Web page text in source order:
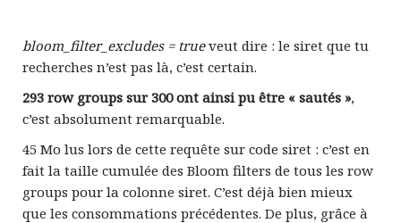
bloom_filter_excludes = trueveut dire : le siret que tu
recherches n’est pas là, c’est certain.
293 row groups sur 300 ont ainsi pu être « sautés »,
c’est absolument remarquable.
45 Mo lus lors de cette requête sur code siret : c’est en
fait la taille cumulée des Bloom filters de tous les row
groups pour la colonne siret. C’est déjà bien mieux
que les consommations précédentes. De plus, grâce à